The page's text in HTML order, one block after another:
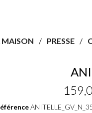
MAISON PRESSE